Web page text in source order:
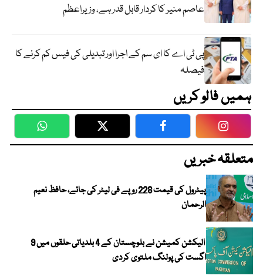
عاصم منیر کا کردار قابل قدر ہے، وزیراعظم
پی ٹی اے کا ای سم کے اجرا اور تبدیلی کی فیس کم کرنے کا
فیصلہ
ہمیں فالو کریں
WhatsApp Twitter Facebook
متعلقہ خبریں
پیٹرول کی قیمت 228 روپے فی لیٹر کی جائے، حافظ نعیم
الرحمان
الیکشن کمیشن نے بلوچستان کے 4 بلدیاتی حلقوں میں 9
اگست کی پولنگ ملتوی کردی